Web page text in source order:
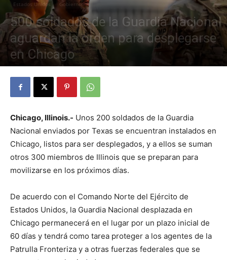
Estados Unidos Gobierno
500 soldados de la Guardia Nacional
aguardan la orden para desplegarse
en Chicago
Chicago, Illinois.- Unos 200 soldados de la Guardia
Nacional enviados por Texas se encuentran instalados en
Chicago, listos para ser desplegados, y a ellos se suman
otros 300 miembros de Illinois que se preparan para
movilizarse en los próximos días.
De acuerdo con el Comando Norte del Ejército de
Estados Unidos, la Guardia Nacional desplazada en
Chicago permanecerá en el lugar por un plazo inicial de
60 días y tendrá como tarea proteger a los agentes de la
Patrulla Fronteriza y a otras fuerzas federales que se